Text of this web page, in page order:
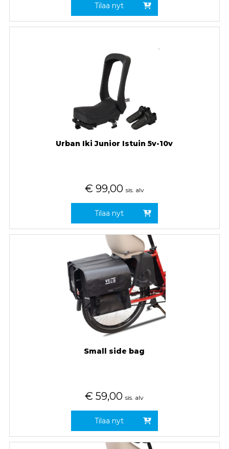
Tilaa nyt
Urban Iki Junior Istuin 5v-10v
€ 99,00 sis. alv
Tilaa nyt
Small side bag
€ 59,00 sis. alv
Tilaa nyt